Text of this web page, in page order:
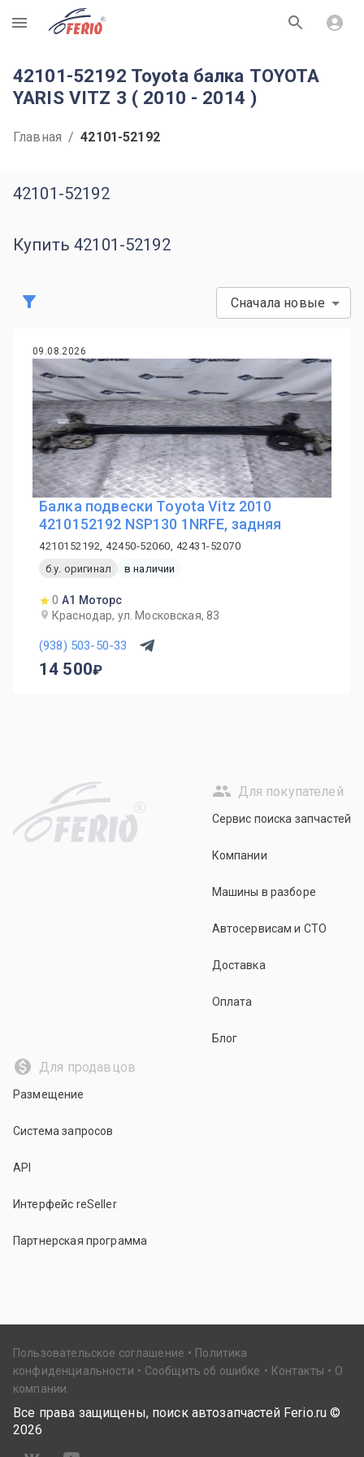
R
42101-52192 Toyota балка TOYOTA
YARIS VITZ 3 ( 2010 - 2014 )
Главная / 42101-52192
42101-52192
Купить 42101-52192
Сначала новые
09.08.2026
Балка подвески Toyota Vitz 2010
4210152192 NSP130 1NRFE, задняя
4210152192, 42450-52060, 42431-52070
б.у. оригинал
в наличии
0 А1 Моторс
Краснодар, ул. Московская, 83
(938) 503-50-33
14 500
R
Для покупателей
Сервис поиска запчастей
Компании
Машины в разборе
Автосервисам и СТО
Доставка
Оплата
Блог
Для продавцов
Размещение
Система запросов
API
Интерфейс reSeller
Партнерская программа
Пользовательское соглашение
Политика
конфиденциальности
Сообщить об ошибке Контакты
О
компании
Все права защищены, поиск автозапчастей Ferio.ru ©
2026